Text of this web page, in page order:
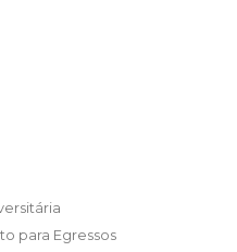
para Egressos